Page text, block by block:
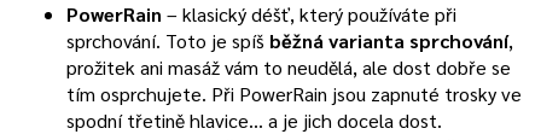
PowerRain – klasický déšť, který používáte při
sprchování. Toto je spíš běžná varianta sprchování,
prožitek ani masáž vám to neudělá, ale dost dobře se
tím osprchujete. Při PowerRain jsou zapnuté trosky ve
spodní třetině hlavice… a je jich docela dost.